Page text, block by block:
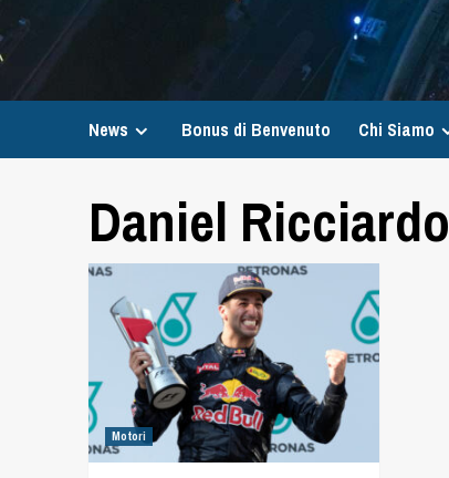
News Bonus di Benvenuto Chi Siamo
Daniel Ricciardo
Motori